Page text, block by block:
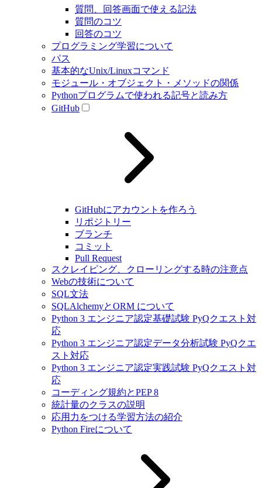
質問、回答画面で使える記法
質問のコツ
回答のコツ
プログラミング学習について
パス
基本的なUnix/Linuxコマンド
モジュール・オブジェクト・メソッドの関係
Pythonプログラムで使われる記号と読み方
GitHub
GitHubにアカウントを作ろう
リポジトリー
ブランチ
コミット
Pull Request
スクレイピング、クローリングする時の注意点
Webの技術について
SQL文法
SQLAlchemyとORM について
Python 3 エンジニア認定基礎試験 PyQクエスト対
応
Python 3 エンジニア認定データ分析試験 PyQクエ
スト対応
Python 3 エンジニア認定実践試験 PyQクエスト対
応
コーディング規約とPEP 8
統計量のクラスの説明
応用力をつける学習方法の紹介
Python Fireについて